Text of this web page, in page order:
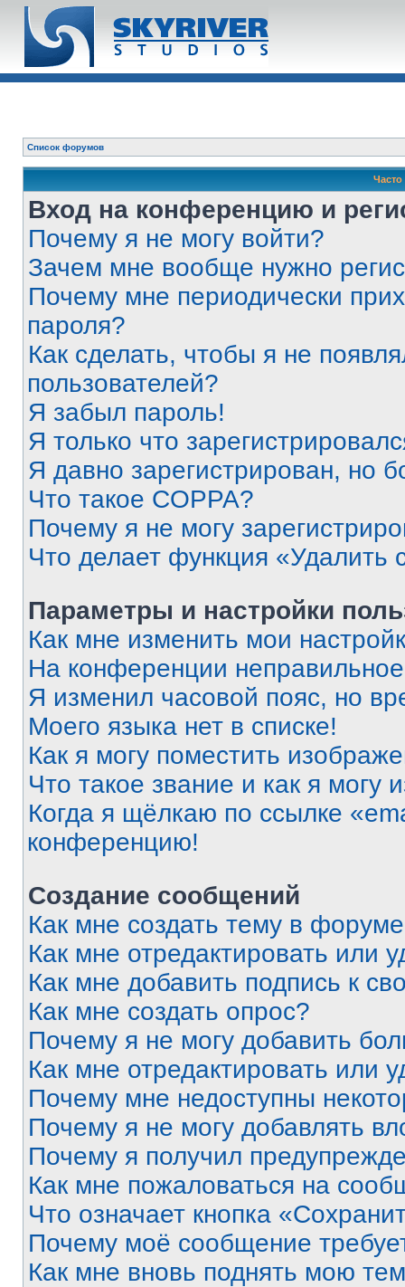
Список форумов
Вход на конференцию и
Почему я не могу войти?
Зачем мне вообще нужно
Почему мне периодически
пароля?
Как сделать, чтобы я не
пользователей?
Я забыл пароль!
Я только что
Я давно зарегистрирован, но
Что такое COPPA?
Почему я не могу
Что делает функция «Удалить
Параметры и настройки
Как мне изменить мои
На конференции
Я изменил часовой пояс, но
Моего языка нет в списке!
Как я могу поместить
Что такое звание и как я могу
Когда я щёлкаю по ссылке
конференцию!
Создание сообщений
Как мне создать тему в
Как мне отредактировать или
Как мне добавить подпись к
Как мне создать опрос?
Почему я не могу добавить
Как мне отредактировать или
Почему мне недоступны
Почему я не могу добавлять
Почему я получил
Как мне пожаловаться на
Что означает кнопка
Почему моё сообщение
Как мне вновь поднять мою